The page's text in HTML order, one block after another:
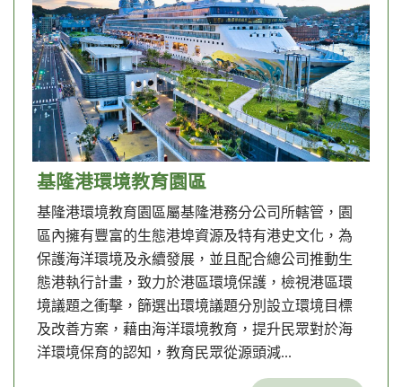
基隆港環境教育園區
基隆港環境教育園區屬基隆港務分公司所轄管，園
區內擁有豐富的生態港埠資源及特有港史文化，為
保護海洋環境及永續發展，並且配合總公司推動生
態港執行計畫，致力於港區環境保護，檢視港區環
境議題之衝擊，篩選出環境議題分別設立環境目標
及改善方案，藉由海洋環境教育，提升民眾對於海
洋環境保育的認知，教育民眾從源頭減...